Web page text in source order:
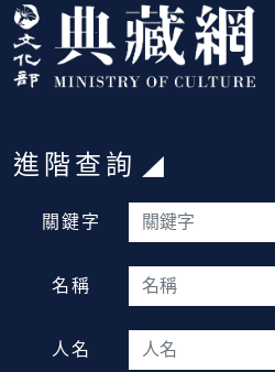
跳到主要內容
:::
:::
進階查詢
關鍵字
名稱
人名